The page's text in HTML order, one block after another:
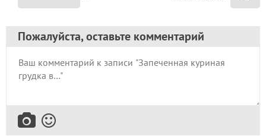
Пожалуйста, оставьте комментарий